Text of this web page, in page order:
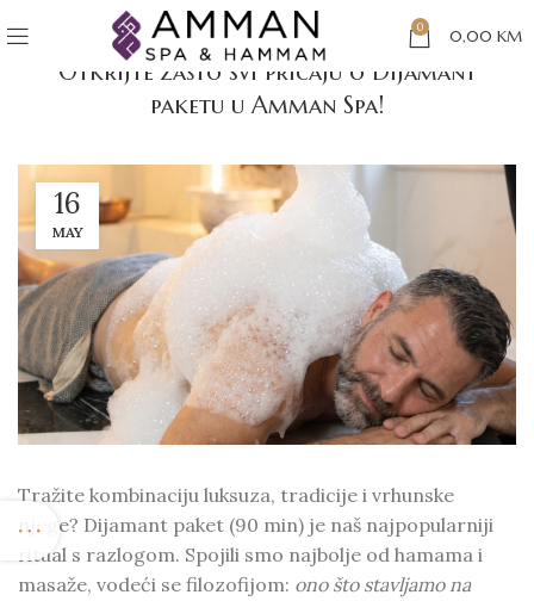
0 0,00 KM
BLOG BIH
Otkrijte zašto svi pričaju o Dijamant
paketu u Amman Spa!
16
MAY
Tražite kombinaciju luksuza, tradicije i vrhunske
njege? Dijamant paket (90 min) je naš najpopularniji
ritual s razlogom. Spojili smo najbolje od hamama i
masaže, vodeći se filozofijom: ono što stavljamo na